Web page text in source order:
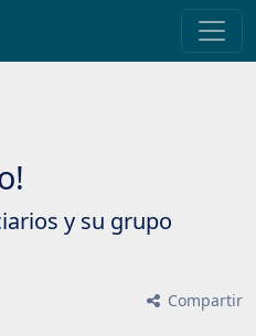
y su grupo
Compartir